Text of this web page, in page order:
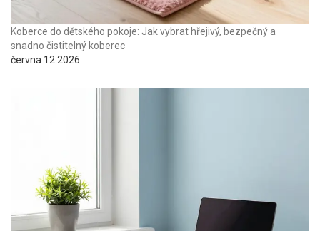
Koberce do dětského pokoje: Jak vybrat hřejivý, bezpečný a
snadno čistitelný koberec
června 12 2026